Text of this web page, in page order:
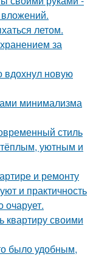
летом.
за
вдохнул новую
минимализма
стиль
уютным и
и ремонту
и практичность
очарует.
квартиру своими
было удобным,